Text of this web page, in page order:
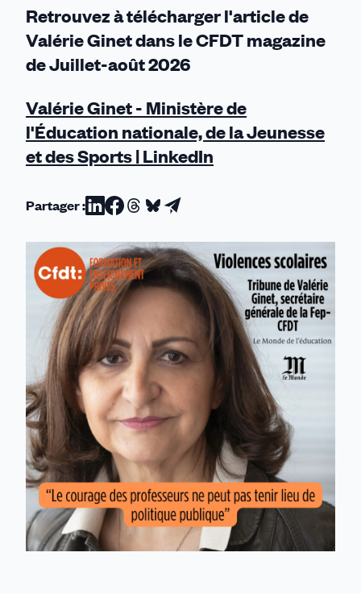
des
ne
lieu
de
politique
Retrouvez à télécharger l'article de
Valérie Ginet dans le CFDT magazine
de Juillet-août 2026
Valérie Ginet - Ministère de
l'Éducation nationale, de la Jeunesse
et des Sports | LinkedIn
Partager :Partager
sur
Linkedin
Partager
sur
Facebook
Partager
sur
Threads
Partager
sur
Bluesky
Partager
par
email